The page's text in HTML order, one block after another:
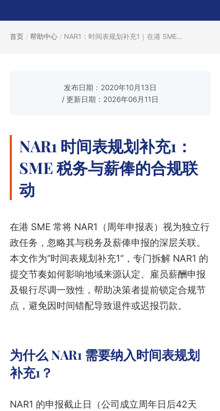
首页 / 帮助中心 / NAR1：时间表规划补充1｜在港 SME...
发布日期：2020年10月13日
/ 更新日期：2026年06月11日
NAR1 时间表规划补充1：
SME 税务与薪俸的合规联
动
在港 SME 常将 NAR1（周年申报表）视为独立行
政任务，忽略其与税务及薪俸申报的深层关联。
本文作为“时间表规划补充1”，专门拆解 NAR1 的
提交节奏如何影响地域来源认定、雇员薪酬申报
及银行尽调一致性，帮助决策者提前锁定合规节
点，避免因时间错配导致退件或迟报罚款。
为什么 NAR1 需要纳入时间表规划
补充1？
NAR1 的申报截止日（公司成立周年日后42天